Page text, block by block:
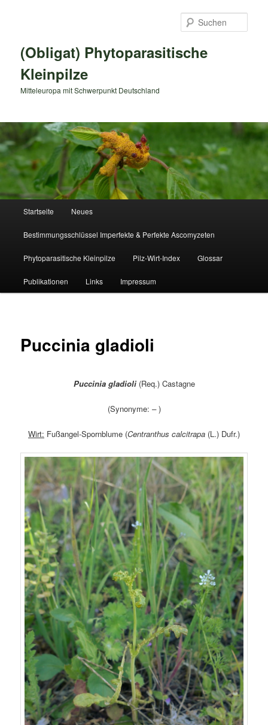
(Obligat) Phytoparasitische
Kleinpilze
Mitteleuropa mit Schwerpunkt Deutschland
Startseite Neues
Bestimmungsschlüssel Imperfekte & Perfekte Ascomyzeten
Phytoparasitische Kleinpilze Pilz-Wirt-Index Glossar
Publikationen Links Impressum
Puccinia gladioli
Puccinia gladioli (Req.) Castagne
(Synonyme: –)
Wirt: Fußangel-Spornblume (Centranthus calcitrapa (L.) Dufr.)